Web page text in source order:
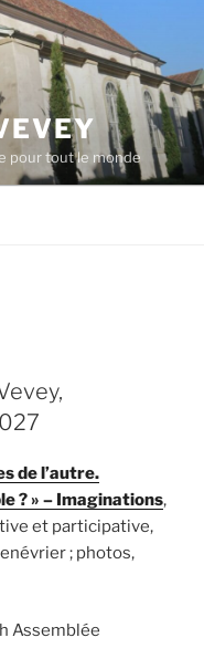
pour tout le monde
de l’autre.
? » – Imaginations,
et participative,
; photos,
Assemblée